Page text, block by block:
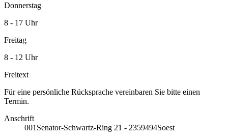
Donnerstag
8 - 17 Uhr
Freitag
8 - 12 Uhr
Freitext
Für eine persönliche Rücksprache vereinbaren Sie bitte einen
Termin.
Anschrift
001Senator-Schwartz-Ring 21 - 2359494Soest